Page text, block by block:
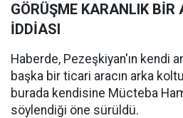
GÖRÜŞME KARANLIK
İDDİASI
Haberde, Pezeşkiyan'ın kendi
başka bir ticari aracın arka
burada kendisine Mücteba
söylendiği öne sürüldü.